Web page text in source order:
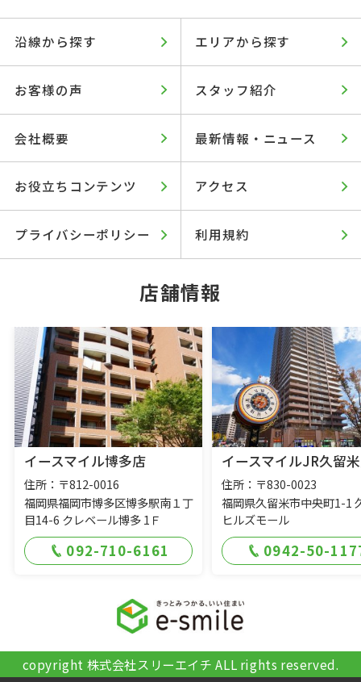
沿線から探す エリアから探す
お客様の声 スタッフ紹介
会社概要 最新情報・ニュース
お役立ちコンテンツ アクセス
プライバシーポリシー 利用規約
店舗情報
イースマイル博多店
住所：〒812-0016
福岡県福岡市博多区博多駅南１丁
目14-6 クレベール博多 1Ｆ
092-710-6161
イースマイルJR久留
住所：〒830-0023
福岡県久留米市中央町1-1
ヒルズモール
0942-50-
copyright 株式会社スリーエイチ ALL rights reserved.